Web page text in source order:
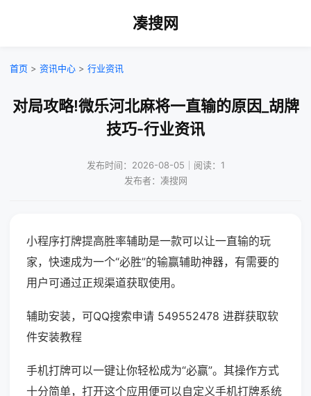
凑搜网
首页 > 资讯中心 > 行业资讯
对局攻略!微乐河北麻将一直输的原因_胡牌
技巧-行业资讯
发布时间：2026-08-05｜阅读：1
发布者：凑搜网
小程序打牌提高胜率辅助是一款可以让一直输的玩
家，快速成为一个“必胜”的输赢辅助神器，有需要的
用户可通过正规渠道获取使用。
辅助安装，可QQ搜索申请 549552478 进群获取软
件安装教程
手机打牌可以一键让你轻松成为“必赢”。其操作方式
十分简单，打开这个应用便可以自定义手机打牌系统